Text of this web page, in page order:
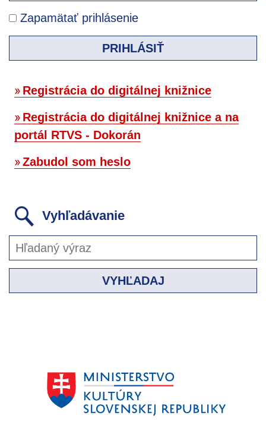
Zapamätať prihlásenie
PRIHLÁSIŤ
Registrácia do digitálnej knižnice
Registrácia do digitálnej knižnice a na
portál RTVS - Dokorán
Zabudol som heslo
Vyhľadávanie
VYHĽADAJ